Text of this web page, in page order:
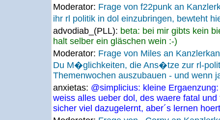
Moderator: Frage von f22punk an
ihr rl politik in dol einzubringen, bewteht
advodiab_(PLL): beta: bei mir gibts kein
halt selber ein gläschen wein :-)
Moderator: Frage von Miles an
Du M�glichkeiten, die Ans�tze zur rl-
Themenwochen auszubauen - und wenn
anxietas: @simplicius: kleine
weiss alles ueber dol, des waere fatal
sicher viel dazugelernt, aber´s lernen